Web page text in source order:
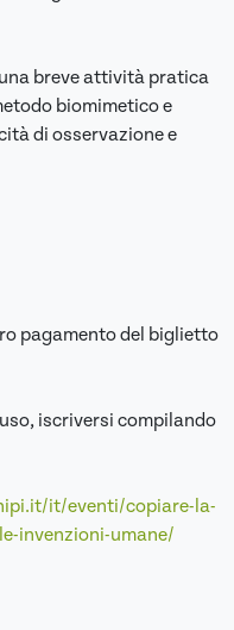
breve attività pratica
biomimetico e
di osservazione e
pagamento del biglietto
iscriversi compilando
it/eventi/copiare-la-
invenzioni-umane/